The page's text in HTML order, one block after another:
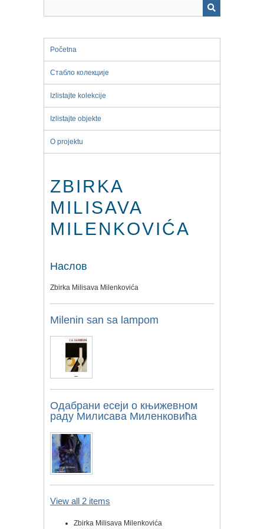
Početna
Стабло колекције
Izlistajte kolekcije
Izlistajte objekte
O projektu
ZBIRKA
MILISAVA
MILENKOVIĆA
Наслов
Zbirka Milisava Milenkovića
Milenin san sa lampom
Одабрани есеји о књижевном
раду Милисава Миленковића
View all 2 items
Zbirka Milisava Milenkovića